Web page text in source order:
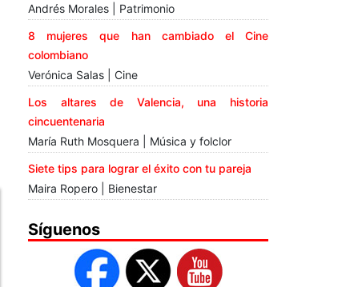
Andrés Morales | Patrimonio
8 mujeres que han cambiado el Cine
colombiano
Verónica Salas | Cine
Los altares de Valencia, una historia
cincuentenaria
María Ruth Mosquera | Música y folclor
Siete tips para lograr el éxito con tu pareja
Maira Ropero | Bienestar
Síguenos